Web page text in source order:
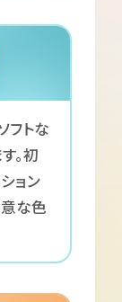
フトな
。初
ョン
な色